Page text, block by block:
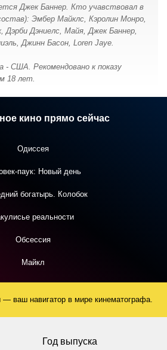
Джек Баннер. Кто учавствовал в
Эмбер Майклс, Кэролин Монро,
Дэрби Дэниелс, Майя, Джек Баннер,
Джинн Басон, Loren Jaye.
- США. Рекомендовано к показу
18 лет.
кино прямо сейчас
Одиссея
паук: Новый день
богатырь. Колобок
реальности
Обсессия
Майкл
ваш навигатор в мире кинематографа.
Год выпуска